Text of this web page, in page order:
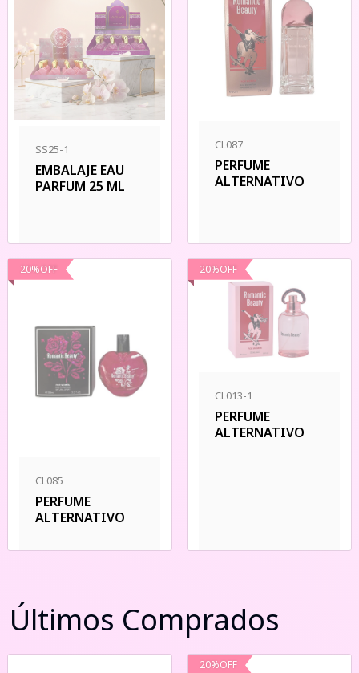
SS25-1
EMBALAJE EAU
PARFUM 25 ML
CL087
PERFUME
ALTERNATIVO
20%OFF
CL085
PERFUME
ALTERNATIVO
20%OFF
CL013-1
PERFUME
ALTERNATIVO
Últimos Comprados
20%OFF